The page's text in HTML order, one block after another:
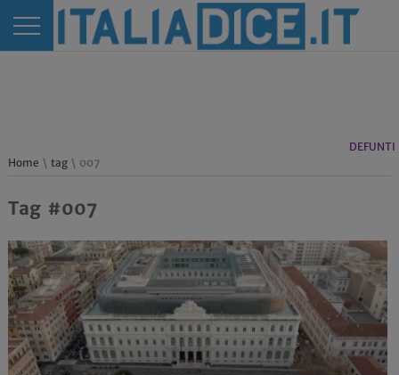
DEFUNTI
Home \ tag\ 007
Tag #007